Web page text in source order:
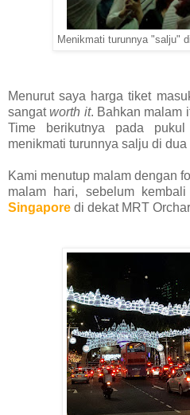
Menikmati turunnya "salju"
Menurut saya harga tiket
sangatworth it. Bahkan malam
Time berikutnya pada
menikmati turunnya salju di dua
Kami menutup malam dengan
malam hari, sebelum
Singapore di dekat MRT